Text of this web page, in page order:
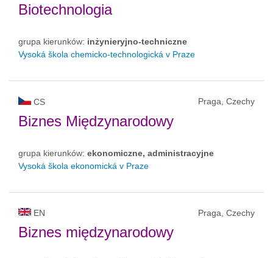
Biotechnologia
grupa kierunków: inżynieryjno-techniczne
Vysoká škola chemicko-technologická v Praze
CS Praga, Czechy
Biznes Międzynarodowy
grupa kierunków: ekonomiczne, administracyjne
Vysoká škola ekonomická v Praze
EN Praga, Czechy
Biznes międzynarodowy